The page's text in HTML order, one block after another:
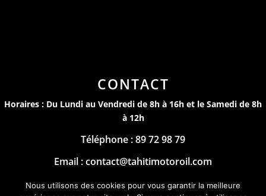
CONTACT
Horaires : Du Lundi au Vendredi de 8h à 16h et le Samedi de 8h
à 12h
Téléphone : 89 72 98 79
Email : contact@tahitimotoroil.com
Mentions Légales
Nous utilisons des cookies pour vous garantir la meilleure